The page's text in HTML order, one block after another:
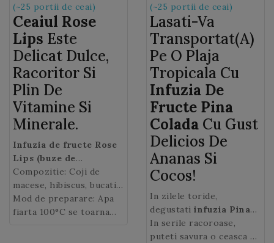
(~25 portii de ceai)
Ceaiul Rose
Lips Este
Delicat Dulce,
Racoritor Si
Plin De
Vitamine Si
Minerale.
Infuzia de fructe Rose
Lips (buze de
trandafir) de la Casa de
ceaiare la baza: macese,
hibiscus, coji de citrice,
fragi si bucati de mar. O
Compozitie: Coji de
macese, hibiscus, bucati
de mar, coji de portocala
si lamaie, fragi.
Mod de preparare: Apa
fiarta 100°C se toarna
(~25 portii de ceai)
Lasati-Va
Transportat(a)
Pe O Plaja
Tropicala Cu
Infuzia De
Fructe Pina
Colada Cu Gust
Delicios De
Ananas Si
Cocos!
In zilele toride,
degustati infuzia Pina
Coladarece si
descoperiti o adevarata
In serile racoroase,
puteti savura o ceasca de